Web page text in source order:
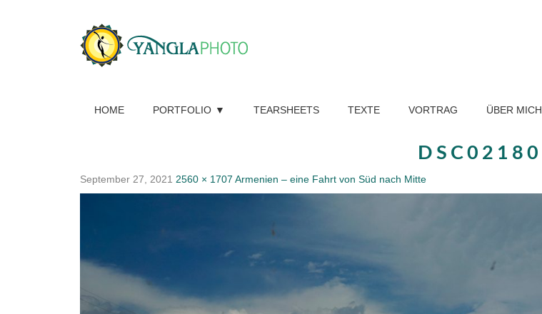
HOME PORTFOLIO TEARSHEETS TEXTE VORTRAG ÜBER MICH
DSC02180
September 27, 2021 2560 × 1707 Armenien – eine Fahrt von Süd nach Mitte